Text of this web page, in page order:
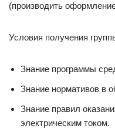
(производить
Условия получения
Знание программы
Знание нормативов в
Знание правил
электрическим током.